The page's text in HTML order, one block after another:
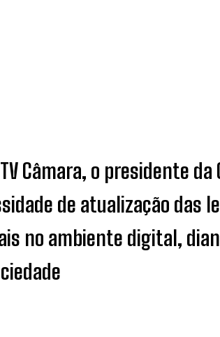
Câmara, o presidente da
de atualização das
no ambiente digital,